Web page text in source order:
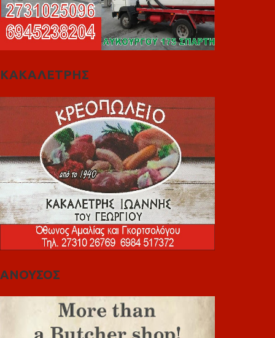
ΚΑΚΑΛΕΤΡΗΣ
ΑΝΟΥΣΟΣ